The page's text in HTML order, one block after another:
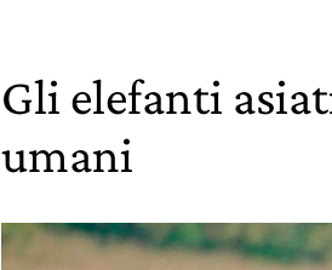
Gli elefanti
umani